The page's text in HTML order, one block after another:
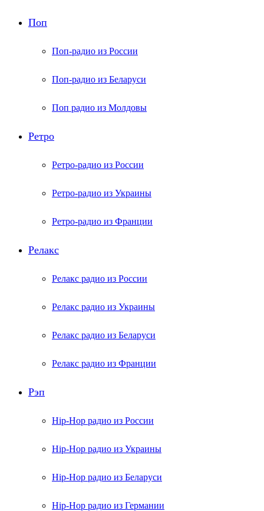
Поп
Поп-радио из России
Поп-радио из Беларуси
Поп радио из Молдовы
Ретро
Ретро-радио из России
Ретро-радио из Украины
Ретро-радио из Франции
Релакс
Релакс радио из России
Релакс радио из Украины
Релакс радио из Беларуси
Релакс радио из Франции
Рэп
Hip-Hop радио из России
Hip-Hop радио из Украины
Hip-Hop радио из Беларуси
Hip-Hop радио из Германии